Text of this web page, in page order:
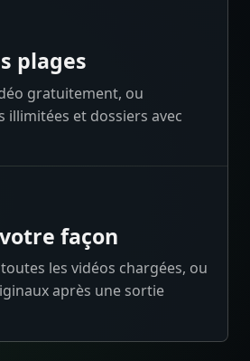
plages
gratuitement, ou
illimitées et dossiers avec
façon
les vidéos chargées, ou
après une sortie